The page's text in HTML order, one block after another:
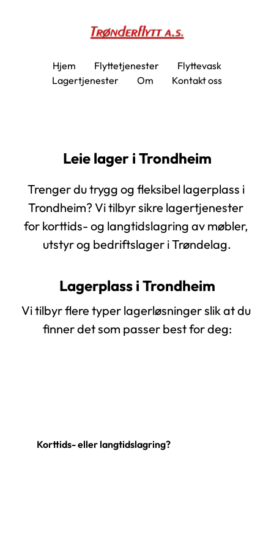
Hjem Flyttetjenester
Flyttevask
Lagertjenester
Om Kontakt oss
Leie lager i Trondheim
Trenger du trygg og fleksibel lagerplass i
Trondheim? Vi tilbyr sikre lagertjenester
for korttids- og langtidslagring av møbler,
utstyr og bedriftslager i Trøndelag.
Lagerplass i Trondheim
Vi tilbyr flere typer lagerløsninger slik at du
finner det som passer best for deg:
Korttids- eller langtidslagring?